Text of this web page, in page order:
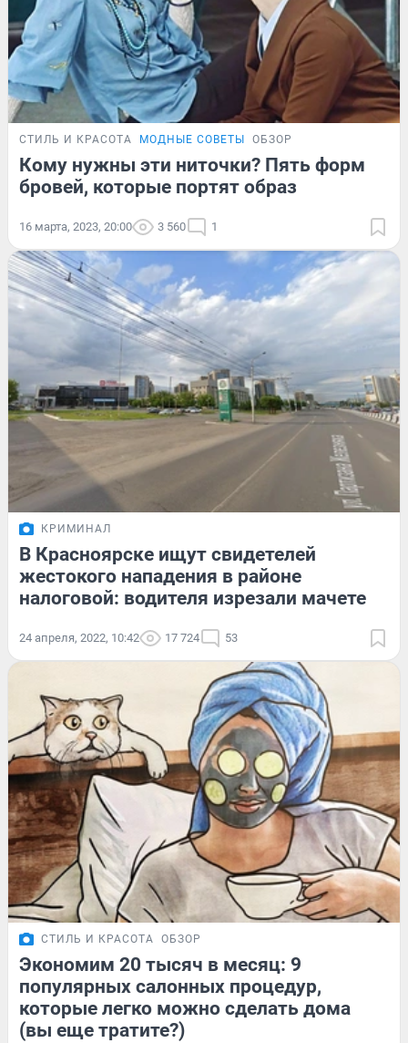
СТИЛЬ И КРАСОТА МОДНЫЕ СОВЕТЫ ОБЗОР
Кому нужны эти ниточки? Пять форм
бровей, которые портят образ
16 марта, 2023, 20:00 3 560 1
КРИМИНАЛ
В Красноярске ищут свидетелей
жестокого нападения в районе
налоговой: водителя изрезали мачете
24 апреля, 2022, 10:42 17 724 53
СТИЛЬ И КРАСОТА ОБЗОР
Экономим 20 тысяч в месяц: 9
популярных салонных процедур,
которые легко можно сделать дома
(вы еще тратите?)